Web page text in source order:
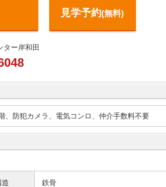
見学予約(無料)
ター岸和田
、防犯カメラ、電気コンロ、仲介手数料不要
造 鉄骨